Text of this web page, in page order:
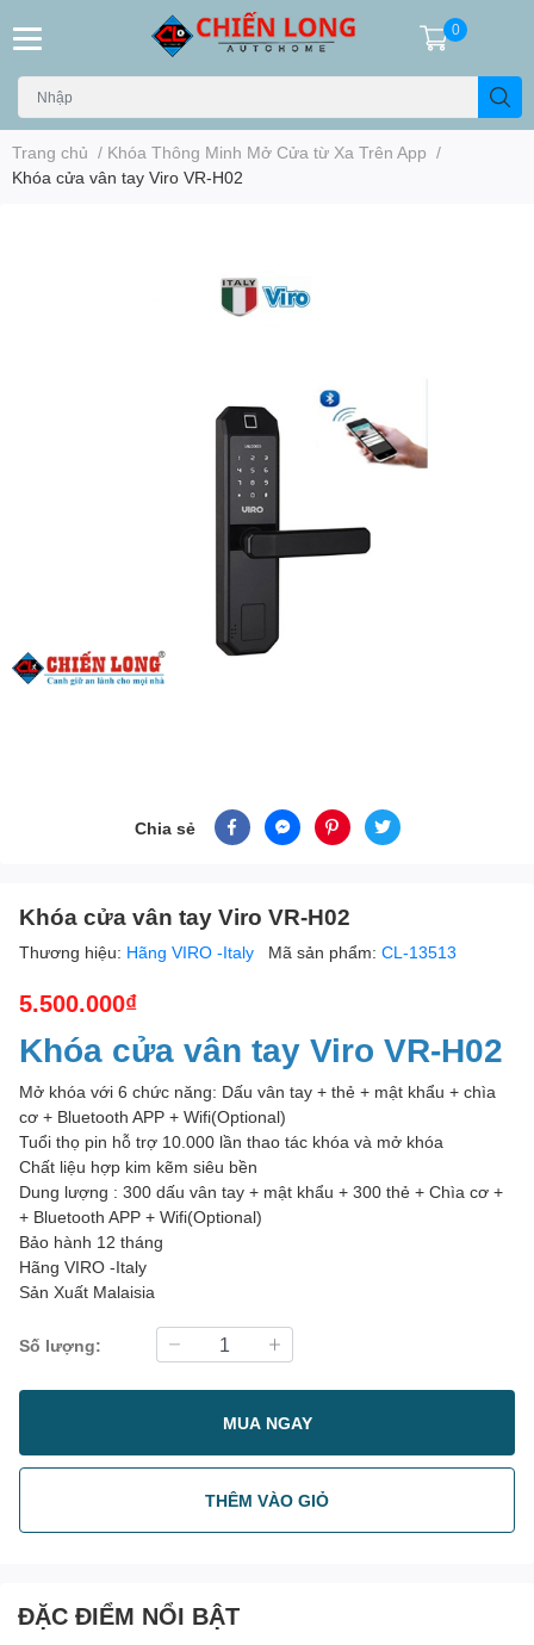
0
Trang chủ / Khóa Thông Minh Mở Cửa từ Xa Trên App /
Khóa cửa vân tay Viro VR-H02
Chia sẻ
Khóa cửa vân tay Viro VR-H02
Thương hiệu: Hãng VIRO -Italy Mã sản phẩm: CL-13513
5.500.000₫
Khóa cửa vân tay Viro VR-H02
Mở khóa với 6 chức năng: Dấu vân tay + thẻ + mật khẩu + chìa
cơ + Bluetooth APP + Wifi(Optional)
Tuổi thọ pin hỗ trợ 10.000 lần thao tác khóa và mở khóa
Chất liệu hợp kim kẽm siêu bền
Dung lượng : 300 dấu vân tay + mật khẩu + 300 thẻ + Chìa cơ +
+ Bluetooth APP + Wifi(Optional)
Bảo hành 12 tháng
Hãng VIRO -Italy
Sản Xuất Malaisia
Số lượng:
MUA NGAY
THÊM VÀO GIỎ
ĐẶC ĐIỂM NỔI BẬT